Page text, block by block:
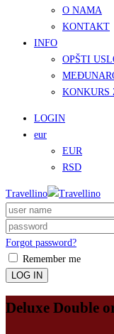
O NAMA
KONTAKT
INFO
OPŠTI
KONKURS
LOGIN
eur
EUR
RSD
Travellino
Forgot password?
Remember me
LOG IN
Deluxe Double